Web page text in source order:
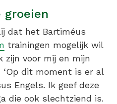
groeien
dat het Bartiméus
trainingen mogelijk wil
zijn voor mij en mijn
‘Op dit moment is er al
Engels. Ik geef deze
die ook slechtziend is.